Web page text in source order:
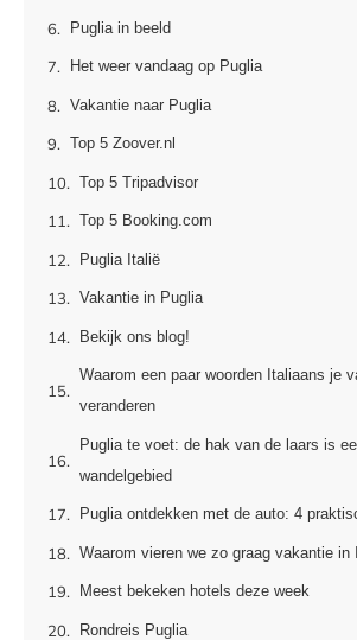
Puglia in beeld
Het weer vandaag op Puglia
Vakantie naar Puglia
Top 5 Zoover.nl
Top 5 Tripadvisor
Top 5 Booking.com
Puglia Italië
Vakantie in Puglia
Bekijk ons blog!
Waarom een paar woorden Italiaans je
veranderen
Puglia te voet: de hak van de laars is
wandelgebied
Puglia ontdekken met de auto: 4
Waarom vieren we zo graag vakantie in
Meest bekeken hotels deze week
Rondreis Puglia